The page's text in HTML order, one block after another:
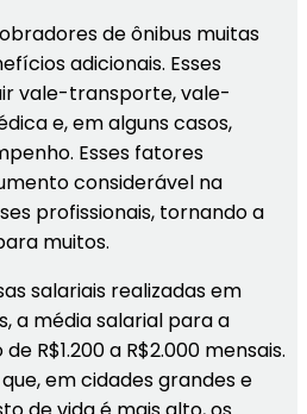
de ônibus muitas
adicionais. Esses
vale-transporte, vale-
e, em alguns casos,
Esses fatores
considerável na
profissionais, tornando a
muitos.
salariais realizadas em
a média salarial para a
R$1.200 a R$2.000 mensais.
em cidades grandes e